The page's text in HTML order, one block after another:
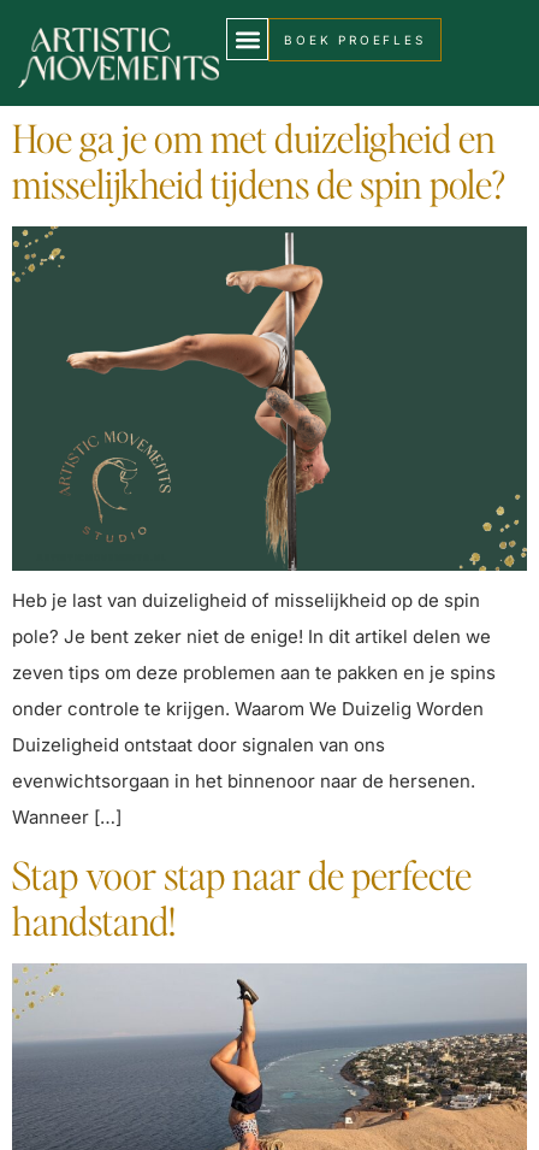
BOEK PROEFLES
Hoe ga je om met duizeligheid en
misselijkheid tijdens de spin pole?
Heb je last van duizeligheid of misselijkheid op de spin
pole? Je bent zeker niet de enige! In dit artikel delen we
zeven tips om deze problemen aan te pakken en je spins
onder controle te krijgen. Waarom We Duizelig Worden
Duizeligheid ontstaat door signalen van ons
evenwichtsorgaan in het binnenoor naar de hersenen.
Wanneer […]
Stap voor stap naar de perfecte
handstand!